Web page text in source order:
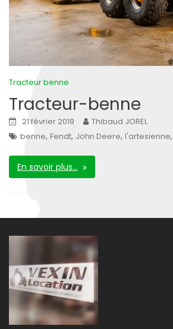
Tracteur benne
Tracteur-benne
21 février 2019
Thibaud JOREL
benne, Fendt, John Deere, l'artesienne,
En savoir plus…